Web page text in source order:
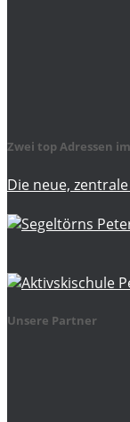
Zwei top Adressen
Die neue,
Unsere Partner